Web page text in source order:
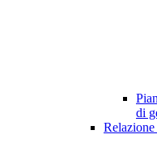
di